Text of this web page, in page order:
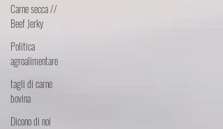
Carne secca //
Beef Jerky
Politica
agroalimentare
tagli di carne
bovina
Dicono di noi